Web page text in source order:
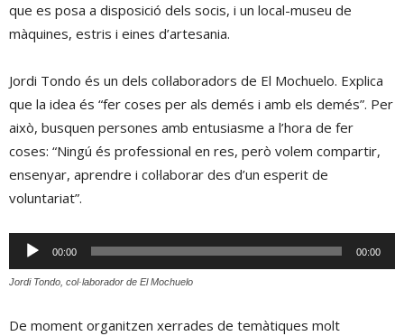
que es posa a disposició dels socis, i un local-museu de
màquines, estris i eines d’artesania.
Jordi Tondo és un dels col·laboradors de El Mochuelo. Explica
que la idea és “fer coses per als demés i amb els demés”. Per
això, busquen persones amb entusiasme a l’hora de fer
coses: “Ningú és professional en res, però volem compartir,
ensenyar, aprendre i col·laborar des d’un esperit de
voluntariat”.
Reproductor
d'àudio
00:00 00:00
Jordi Tondo, col·laborador de El Mochuelo
De moment organitzen xerrades de temàtiques molt